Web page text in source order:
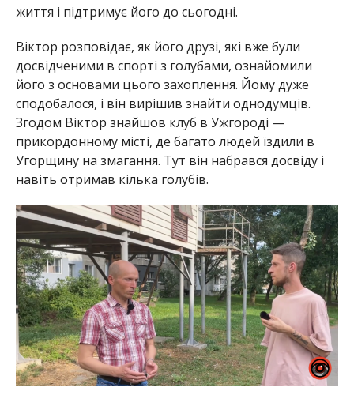
життя і підтримує його до сьогодні.
Віктор розповідає, як його друзі, які вже були
досвідченими в спорті з голубами, ознайомили
його з основами цього захоплення. Йому дуже
сподобалося, і він вирішив знайти однодумців.
Згодом Віктор знайшов клуб в Ужгороді —
прикордонному місті, де багато людей їздили в
Угорщину на змагання. Тут він набрався досвіду і
навіть отримав кілька голубів.